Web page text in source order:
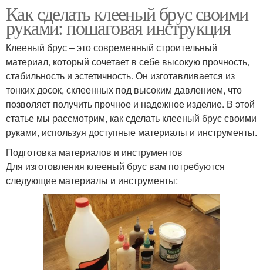
Как сделать клееный брус своими
руками: пошаговая инструкция
Клееный брус – это современный строительный
материал, который сочетает в себе высокую прочность,
стабильность и эстетичность. Он изготавливается из
тонких досок, склеенных под высоким давлением, что
позволяет получить прочное и надежное изделие. В этой
статье мы рассмотрим, как сделать клееный брус своими
руками, используя доступные материалы и инструменты.
Подготовка материалов и инструментов
Для изготовления клееный брус вам потребуются
следующие материалы и инструменты: